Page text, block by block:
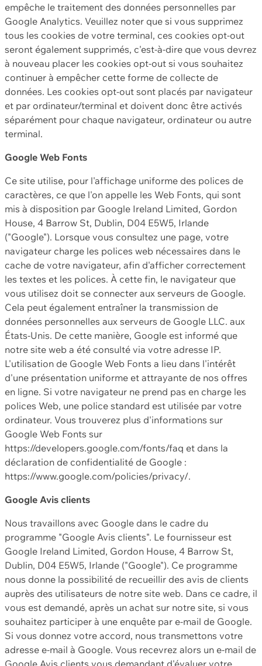
empêche le traitement des données personnelles par
Google Analytics. Veuillez noter que si vous supprimez
tous les cookies de votre terminal, ces cookies opt-out
seront également supprimés, c'est-à-dire que vous devrez
à nouveau placer les cookies opt-out si vous souhaitez
continuer à empêcher cette forme de collecte de
données. Les cookies opt-out sont placés par navigateur
et par ordinateur/terminal et doivent donc être activés
séparément pour chaque navigateur, ordinateur ou autre
terminal.
Google Web Fonts
Ce site utilise, pour l'affichage uniforme des polices de
caractères, ce que l'on appelle les Web Fonts, qui sont
mis à disposition par Google Ireland Limited, Gordon
House, 4 Barrow St, Dublin, D04 E5W5, Irlande
("Google"). Lorsque vous consultez une page, votre
navigateur charge les polices web nécessaires dans le
cache de votre navigateur, afin d'afficher correctement
les textes et les polices. À cette fin, le navigateur que
vous utilisez doit se connecter aux serveurs de Google.
Cela peut également entraîner la transmission de
données personnelles aux serveurs de Google LLC. aux
États-Unis. De cette manière, Google est informé que
notre site web a été consulté via votre adresse IP.
L'utilisation de Google Web Fonts a lieu dans l'intérêt
d'une présentation uniforme et attrayante de nos offres
en ligne. Si votre navigateur ne prend pas en charge les
polices Web, une police standard est utilisée par votre
ordinateur. Vous trouverez plus d'informations sur
Google Web Fonts sur
https://developers.google.com/fonts/faq et dans la
déclaration de confidentialité de Google :
https://www.google.com/policies/privacy/.
Google Avis clients
Nous travaillons avec Google dans le cadre du
programme "Google Avis clients". Le fournisseur est
Google Ireland Limited, Gordon House, 4 Barrow St,
Dublin, D04 E5W5, Irlande ("Google"). Ce programme
nous donne la possibilité de recueillir des avis de clients
auprès des utilisateurs de notre site web. Dans ce cadre, il
vous est demandé, après un achat sur notre site, si vous
souhaitez participer à une enquête par e-mail de Google.
Si vous donnez votre accord, nous transmettons votre
adresse e-mail à Google. Vous recevrez alors un e-mail de